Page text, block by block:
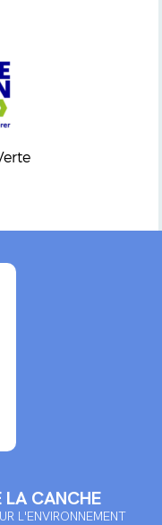
LA CANCHE
L'ENVIRONNEMENT